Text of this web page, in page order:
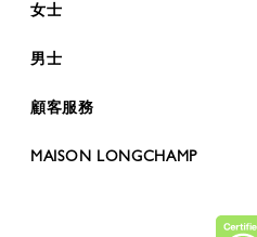
女士
男士
顧客服務
MAISON LONGCHAMP